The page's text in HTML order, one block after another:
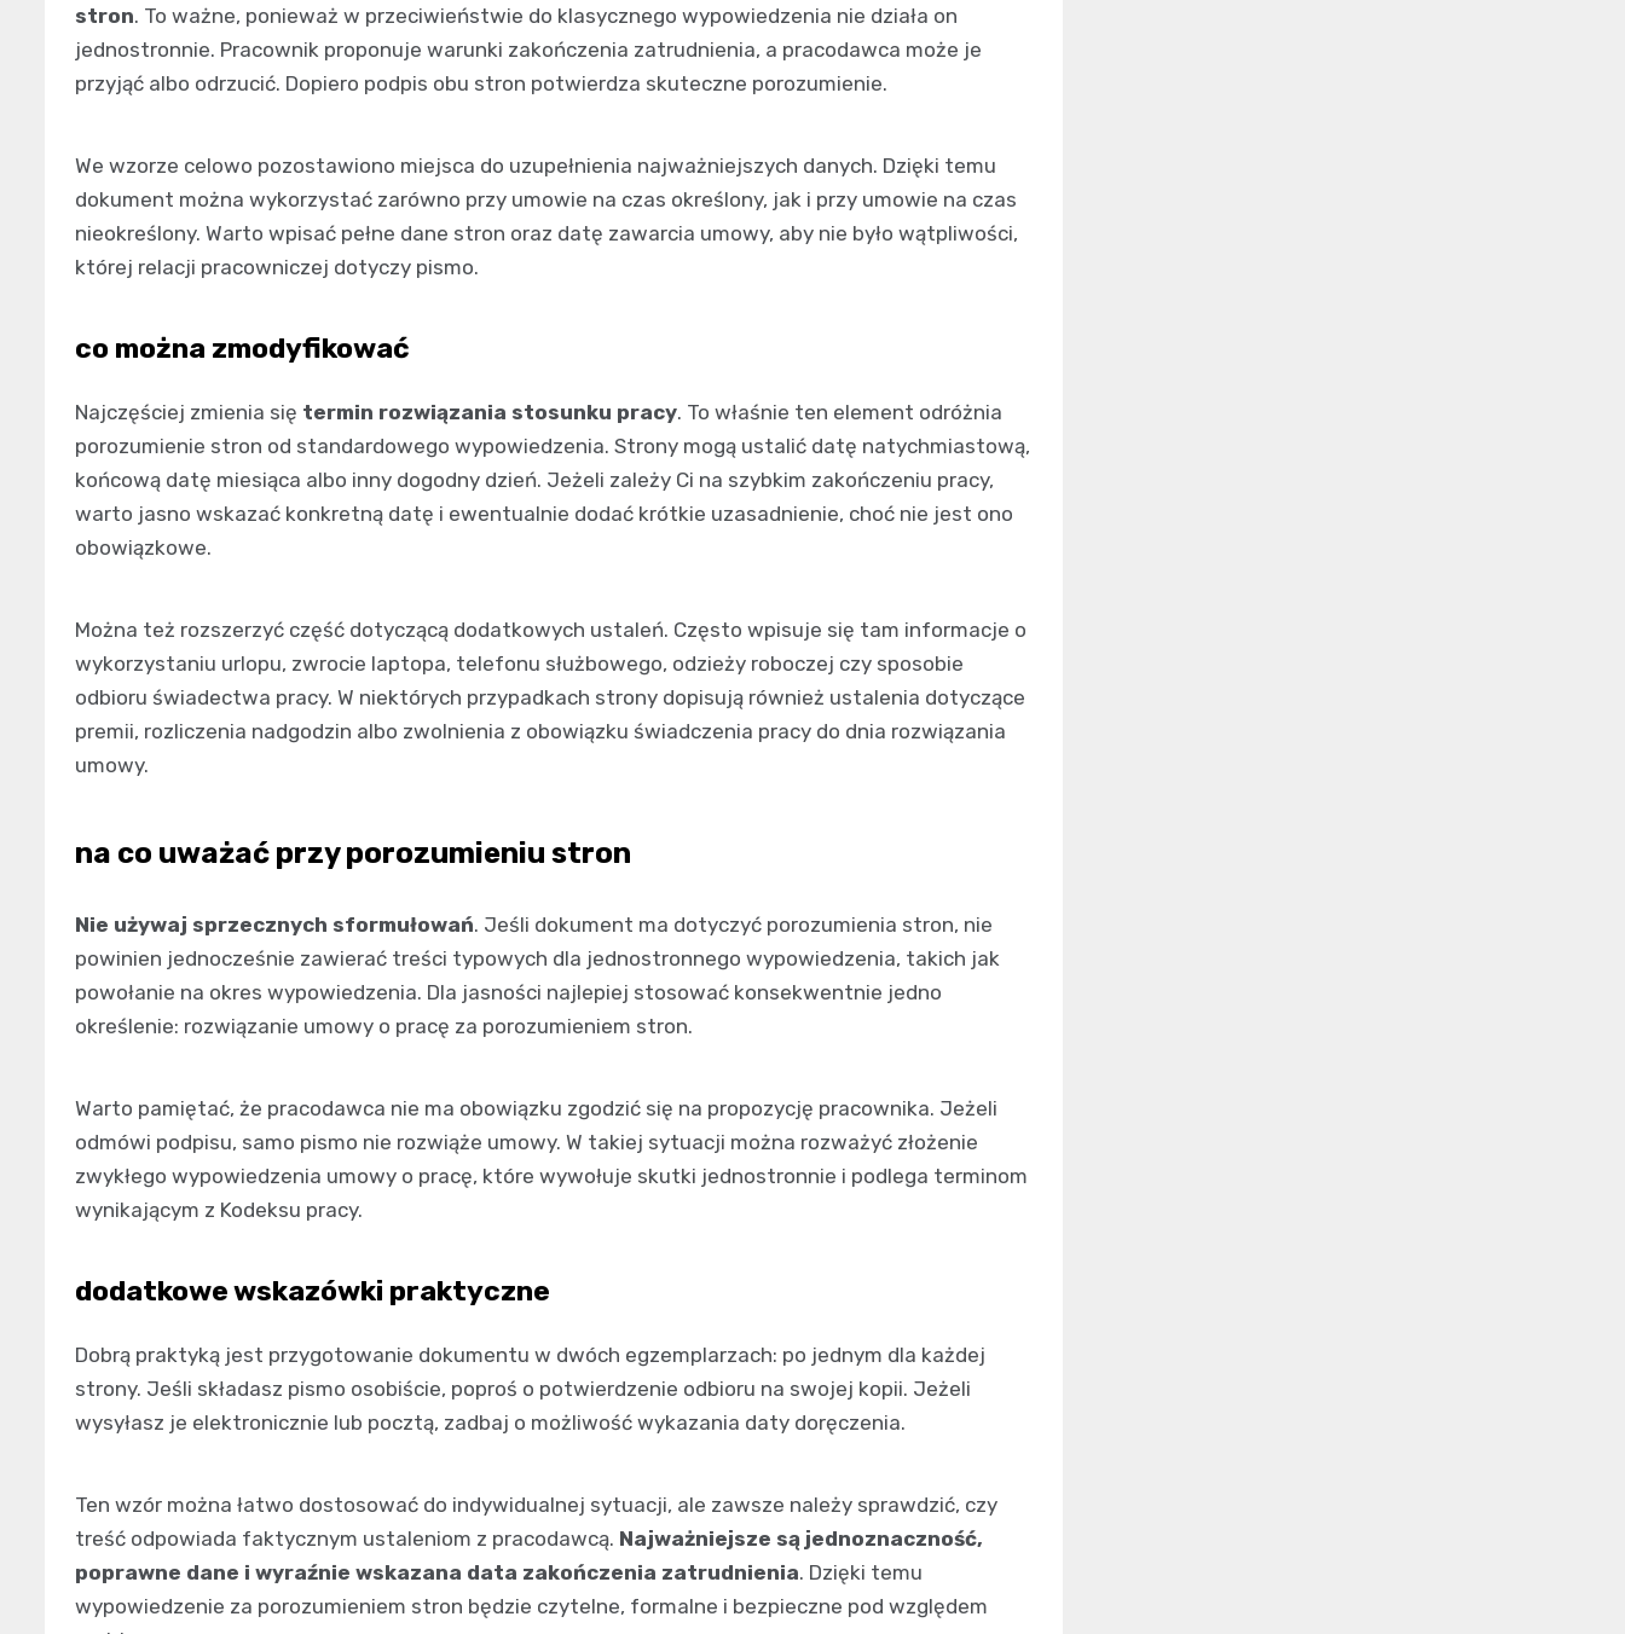
stron. To ważne, ponieważ w przeciwieństwie do klasycznego wypowiedzenia nie działa on
jednostronnie. Pracownik proponuje warunki zakończenia zatrudnienia, a pracodawca może je
przyjąć albo odrzucić. Dopiero podpis obu stron potwierdza skuteczne porozumienie.
We wzorze celowo pozostawiono miejsca do uzupełnienia najważniejszych danych. Dzięki temu
dokument można wykorzystać zarówno przy umowie na czas określony, jak i przy umowie na czas
nieokreślony. Warto wpisać pełne dane stron oraz datę zawarcia umowy, aby nie było wątpliwości,
której relacji pracowniczej dotyczy pismo.
co można zmodyfikować
Najczęściej zmienia się termin rozwiązania stosunku pracy. To właśnie ten element odróżnia
porozumienie stron od standardowego wypowiedzenia. Strony mogą ustalić datę natychmiastową,
końcową datę miesiąca albo inny dogodny dzień. Jeżeli zależy Ci na szybkim zakończeniu pracy,
warto jasno wskazać konkretną datę i ewentualnie dodać krótkie uzasadnienie, choć nie jest ono
obowiązkowe.
Można też rozszerzyć część dotyczącą dodatkowych ustaleń. Często wpisuje się tam informacje o
wykorzystaniu urlopu, zwrocie laptopa, telefonu służbowego, odzieży roboczej czy sposobie
odbioru świadectwa pracy. W niektórych przypadkach strony dopisują również ustalenia dotyczące
premii, rozliczenia nadgodzin albo zwolnienia z obowiązku świadczenia pracy do dnia rozwiązania
umowy.
na co uważać przy porozumieniu stron
Nie używaj sprzecznych sformułowań. Jeśli dokument ma dotyczyć porozumienia stron, nie
powinien jednocześnie zawierać treści typowych dla jednostronnego wypowiedzenia, takich jak
powołanie na okres wypowiedzenia. Dla jasności najlepiej stosować konsekwentnie jedno
określenie: rozwiązanie umowy o pracę za porozumieniem stron.
Warto pamiętać, że pracodawca nie ma obowiązku zgodzić się na propozycję pracownika. Jeżeli
odmówi podpisu, samo pismo nie rozwiąże umowy. W takiej sytuacji można rozważyć złożenie
zwykłego wypowiedzenia umowy o pracę, które wywołuje skutki jednostronnie i podlega terminom
wynikającym z Kodeksu pracy.
dodatkowe wskazówki praktyczne
Dobrą praktyką jest przygotowanie dokumentu w dwóch egzemplarzach: po jednym dla każdej
strony. Jeśli składasz pismo osobiście, poproś o potwierdzenie odbioru na swojej kopii. Jeżeli
wysyłasz je elektronicznie lub pocztą, zadbaj o możliwość wykazania daty doręczenia.
Ten wzór można łatwo dostosować do indywidualnej sytuacji, ale zawsze należy sprawdzić, czy
treść odpowiada faktycznym ustaleniom z pracodawcą. Najważniejsze są jednoznaczność,
poprawne dane i wyraźnie wskazana data zakończenia zatrudnienia. Dzięki temu
wypowiedzenie za porozumieniem stron będzie czytelne, formalne i bezpieczne pod względem